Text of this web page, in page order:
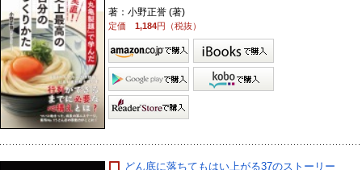
著：小野正誉 (著)
定価1,184円（税抜）
どん底に落ちてもはい上がる37のストーリー